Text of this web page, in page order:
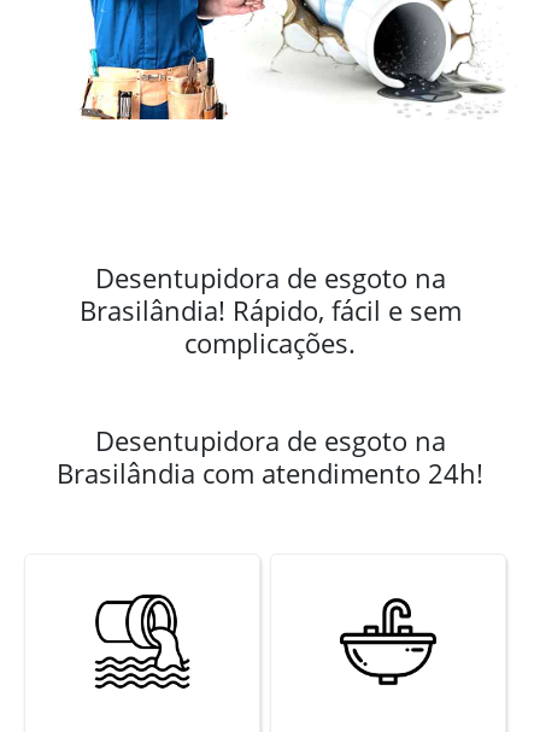
Desentupidora de esgoto na
Brasilândia! Rápido, fácil e sem
complicações.
Desentupidora de esgoto na
Brasilândia com atendimento 24h!